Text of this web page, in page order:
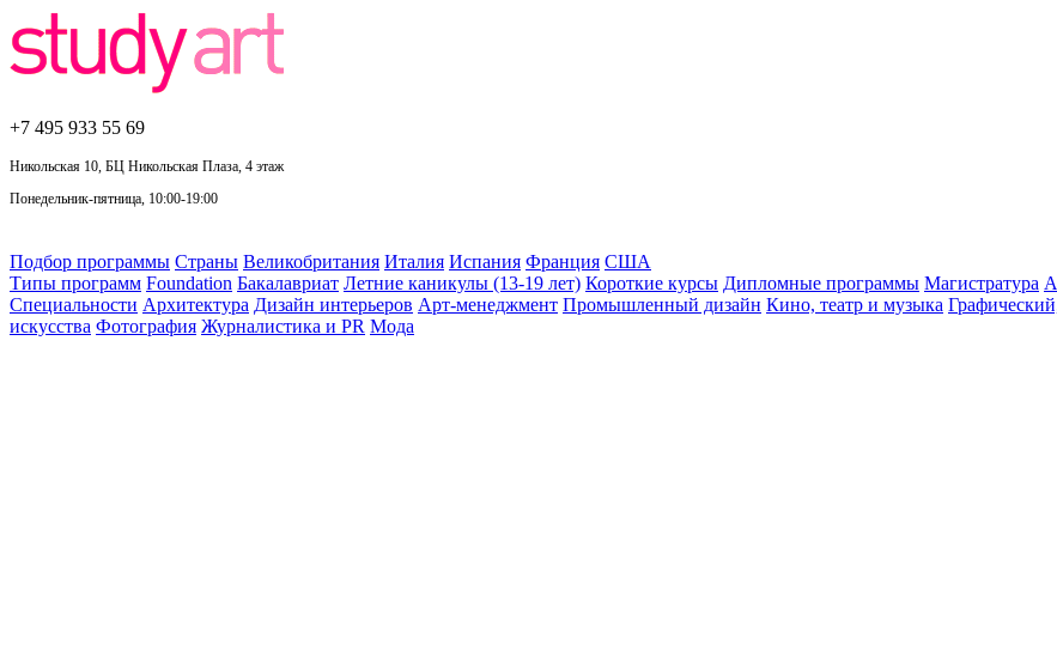
+7 495 933 55 69
Никольская 10, БЦ Никольская Плаза, 4 этаж
Понедельник-пятница, 10:00-19:00
Подбор программы Страны Великобритания Италия Испания Франция США
Типы программ Foundation Бакалавриат Летние каникулы (13-19 лет) Короткие курсы Дипломные программы Магистратура
Специальности Архитектура Дизайн интерьеров Арт-менеджмент Промышленный дизайн Кино, театр и музыка
искусства Фотография Журналистика и PR Мода